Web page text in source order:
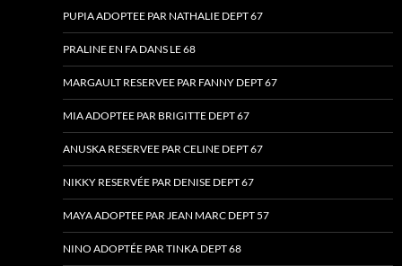
PUPIA ADOPTEE PAR NATHALIE DEPT 67
PRALINE EN FA DANS LE 68
MARGAULT RESERVEE PAR FANNY DEPT 67
MIA ADOPTEE PAR BRIGITTE DEPT 67
ANUSKA RESERVEE PAR CELINE DEPT 67
NIKKY RESERVÉE PAR DENISE DEPT 67
MAYA ADOPTEE PAR JEAN MARC DEPT 57
NINO ADOPTÉE PAR TINKA DEPT 68